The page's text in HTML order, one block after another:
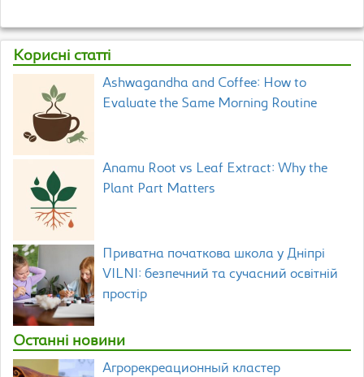
Корисні статті
Ashwagandha and Coffee: How to
Evaluate the Same Morning Routine
Anamu Root vs Leaf Extract: Why the
Plant Part Matters
Приватна початкова школа у Дніпрі
VILNI: безпечний та сучасний освітній
простір
Останні новини
Агрорекреационный кластер